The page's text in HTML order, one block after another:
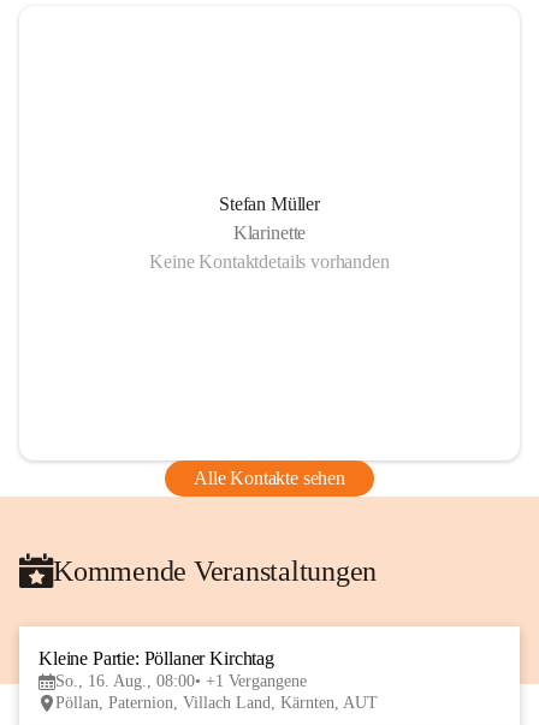
Stefan Müller
Klarinette
Keine Kontaktdetails vorhanden
Alle Kontakte sehen
Kommende Veranstaltungen
Kleine Partie: Pöllaner Kirchtag
So., 16. Aug., 08:00 +1 Vergangene
Pöllan, Paternion, Villach Land, Kärnten, AUT